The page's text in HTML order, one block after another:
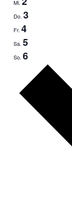
Mi.
Do. 3
Fr. 4
Sa. 5
So. 6